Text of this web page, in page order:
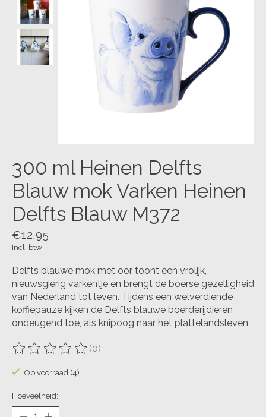
300 ml Heinen Delfts
Blauw mok Varken Heinen
Delfts Blauw M372
€12,95
Incl. btw
Delfts blauwe mok met oor toont een vrolijk,
nieuwsgierig varkentje en brengt de boerse gezelligheid
van Nederland tot leven. Tijdens een welverdiende
koffiepauze kijken de Delfts blauwe boerderijdieren
ondeugend toe, als knipoog naar het plattelandsleven
De beoordeling van dit product is
(0)
Op voorraad (4)
Hoeveelheid: